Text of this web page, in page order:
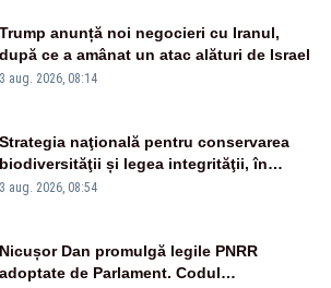
Trump anunță noi negocieri cu Iranul,
după ce a amânat un atac alături de Israel
3 aug. 2026, 08:14
Strategia naţională pentru conservarea
biodiversităţii și legea integrităţii, în
dezbatere
3 aug. 2026, 08:54
Nicușor Dan promulgă legile PNRR
adoptate de Parlament. Codul